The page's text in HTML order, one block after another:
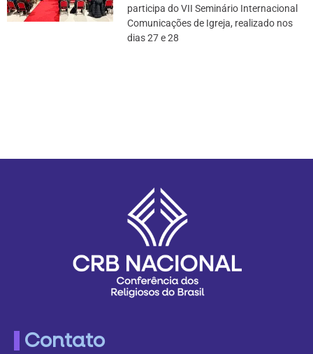
participa do VII Seminário Internacional
Comunicações de Igreja, realizado nos
dias 27 e 28
Contato